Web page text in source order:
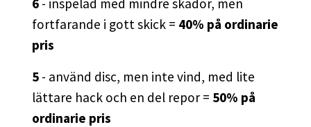
fortfarande i gott skick = 40% på ordinarie
pris
5 - använd disc, men inte vind, med lite
lättare hack och en del repor = 50% på
ordinarie pris